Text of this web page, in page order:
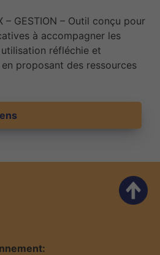
– GESTION – Outil conçu pour
à accompagner les
réfléchie et
proposant des ressources